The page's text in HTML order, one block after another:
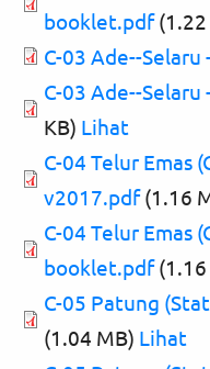
booklet.pdf(1.22
C-03 Ade--
C-03 Ade--
KB) Lihat
C-04 Telur Emas
v2017.pdf(1.16
C-04 Telur Emas
booklet.pdf(1.16
C-05 Patung
(1.04 MB) Lihat